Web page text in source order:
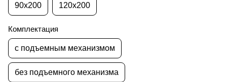
90x200 120x200
Комплектация
с подъемным механизмом
без подъемного механизма